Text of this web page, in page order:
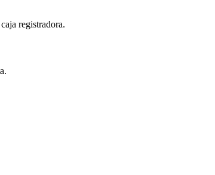
registradora.